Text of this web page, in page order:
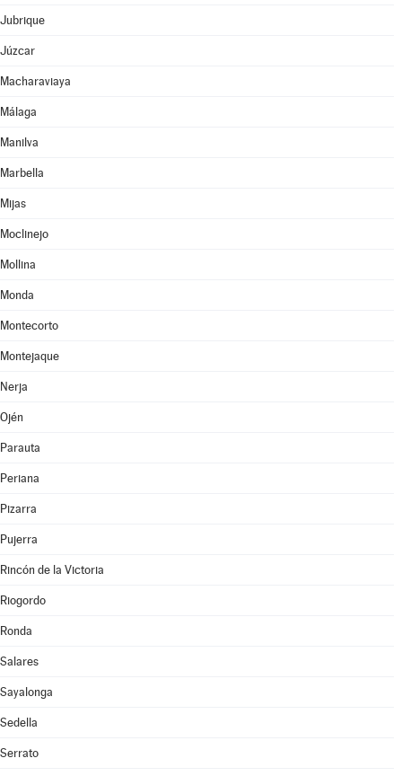
Jubrique
Júzcar
Macharaviaya
Málaga
Manilva
Marbella
Mijas
Moclinejo
Mollina
Monda
Montecorto
Montejaque
Nerja
Ojén
Parauta
Periana
Pizarra
Pujerra
Rincón de la Victoria
Riogordo
Ronda
Salares
Sayalonga
Sedella
Serrato